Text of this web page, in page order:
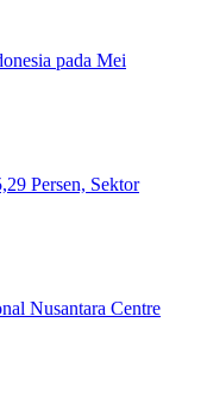
pada Mei
Persen, Sektor
Nusantara Centre